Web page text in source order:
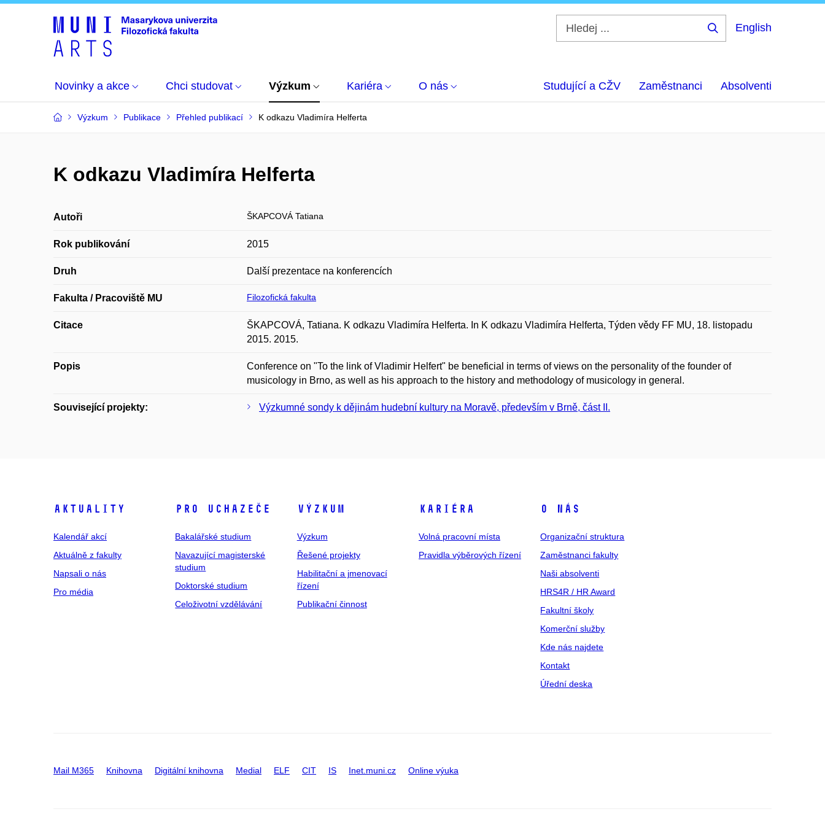
English
Novinky a akce Chci studovat Výzkum Kariéra O nás Studující a CŽV Zaměstnanci Absolventi
Výzkum Publikace Přehled publikací K odkazu Vladimíra Helferta
K odkazu Vladimíra Helferta
Autoři ŠKAPCOVÁ Tatiana
Rok publikování 2015
Druh Další prezentace na konferencích
Fakulta / Pracoviště MU Filozofická fakulta
Citace
ŠKAPCOVÁ, Tatiana. K odkazu Vladimíra Helferta. In K odkazu Vladimíra Helferta, Týden vědy FF MU, 18. listopadu
2015. 2015.
Popis
Conference on "To the link of Vladimir Helfert" be beneficial in terms of views on the personality of the founder of
musicology in Brno, as well as his approach to the history and methodology of musicology in general.
Související projekty: Výzkumné sondy k dějinám hudební kultury na Moravě, především v Brně, část II.
Aktuality
Kalendář akcí
Aktuálně z fakulty
Napsali o nás
Pro média
Pro uchazeče
Bakalářské studium
Navazující magisterské
studium
Doktorské studium
Celoživotní vzdělávání
Výzkum
Výzkum
Řešené projekty
Habilitační a jmenovací
řízení
Publikační činnost
Kariéra
Volná pracovní místa
Pravidla výběrových řízení
O nás
Organizační struktura
Zaměstnanci fakulty
Naši absolventi
HRS4R / HR Award
Fakultní školy
Komerční služby
Kde nás najdete
Kontakt
Úřední deska
Mail M365 Knihovna Digitální knihovna Medial ELF CIT IS Inet.muni.cz Online výuka